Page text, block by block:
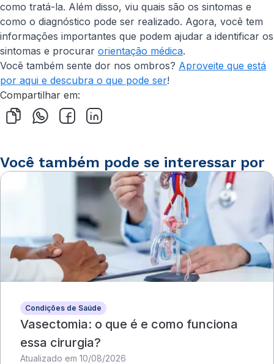
como tratá-la. Além disso, viu quais são os sintomas e
como o diagnóstico pode ser realizado. Agora, você tem
informações importantes que podem ajudar a identificar os
sintomas e procurar orientação médica.
Você também sente dor nos ombros? Aproveite que está
por aqui e descubra o que pode ser!
Compartilhar em:
Você também pode se interessar por
Condições de Saúde
Vasectomia: o que é e como funciona
essa cirurgia?
Atualizado em 10/08/2026